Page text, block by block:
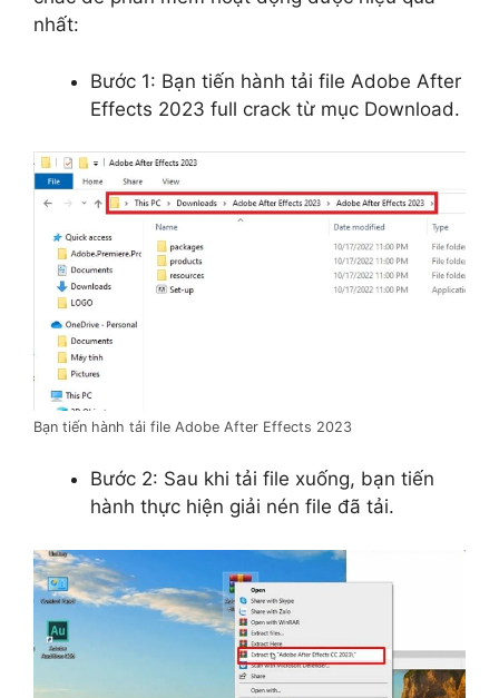
nhất:
Bước 1: Bạn tiến hành tải file Adobe After
Effects 2023 full crack từ mục Download.
Bạn tiến hành tải file Adobe After Effects 2023
Bước 2: Sau khi tải file xuống, bạn tiến
hành thực hiện giải nén file đã tải.